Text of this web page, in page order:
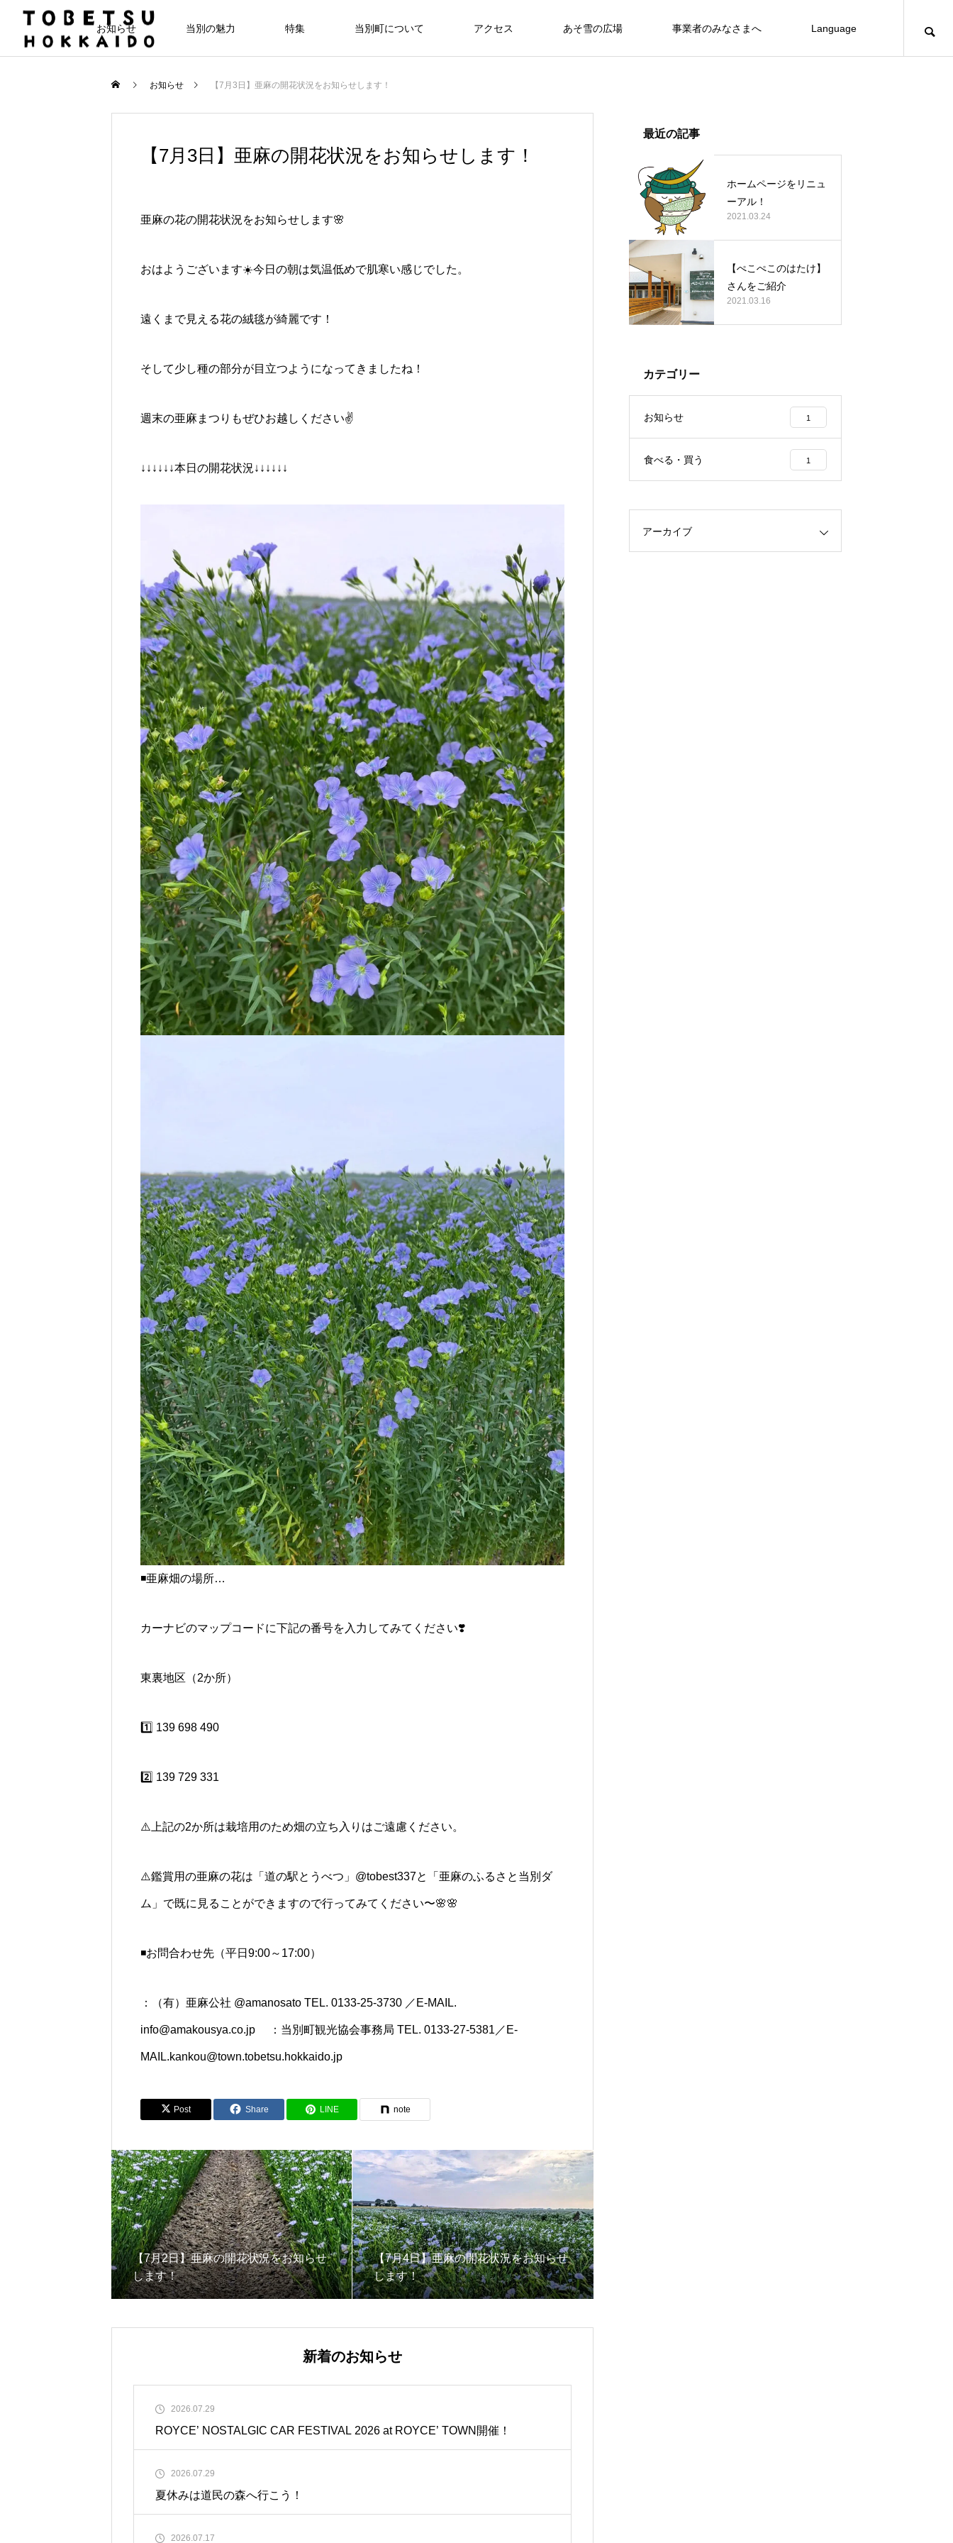
お知らせ 当別の魅力 特集 当別町について アクセス あそ雪の広場 事業者のみなさまへ Language
お知らせ 【7月3日】亜麻の開花状況をお知らせします！
【7月3日】亜麻の開花状況をお知らせします！
亜麻の花の開花状況をお知らせします🌸
おはようございます☀️今日の朝は気温低めで肌寒い感じでした。
遠くまで見える花の絨毯が綺麗です！
そして少し種の部分が目立つようになってきましたね！
週末の亜麻まつりもぜひお越しください✌️
↓↓↓↓↓↓本日の開花状況↓↓↓↓↓↓
◾️亜麻畑の場所…
カーナビのマップコードに下記の番号を入力してみてください❣️
東裏地区（2か所）
1️⃣ 139 698 490
2️⃣ 139 729 331
⚠️上記の2か所は栽培用のため畑の立ち入りはご遠慮ください。
⚠️鑑賞用の亜麻の花は「道の駅とうべつ」 @tobest337と「亜麻のふるさと当別ダ
ム」で既に見ることができますので行ってみてください〜🌸🌸
◾️お問合わせ先（平日9:00～17:00）
：（有）亜麻公社 @amanosato TEL. 0133-25-3730 ／E-MAIL.
info@amakousya.co.jp ：当別町観光協会事務局 TEL. 0133-27-5381／ E-
MAIL.kankou@town.tobetsu.hokkaido.jp
Post Share LINE note
【7月2日】亜麻の開花状況をお知らせ
します！
【7月4日】亜麻の開花状況をお知らせ
します！
新着のお知らせ
2026.07.29
ROYCE’ NOSTALGIC CAR FESTIVAL 2026 at ROYCE’ TOWN開催！
2026.07.29
夏休みは道民の森へ行こう！
2026.07.17
最近の記事
ホームページをリニュ
ーアル！
2021.03.24
【ぺこぺこのはたけ】
さんをご紹介
2021.03.16
カテゴリー
お知らせ 1
食べる・買う 1
アーカイブ